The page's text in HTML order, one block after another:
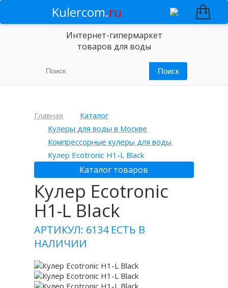
Kulercom.ru
Интернет-гипермаркет
товаров для воды
Главная
Каталог
Кулеры для воды в Москве
Компрессорные кулеры для воды
Кулер Ecotronic H1-L Black
Каталог товаров
Кулер Ecotronic
H1-L Black
АРТИКУЛ: 6134 ЕСТЬ В
НАЛИЧИИ